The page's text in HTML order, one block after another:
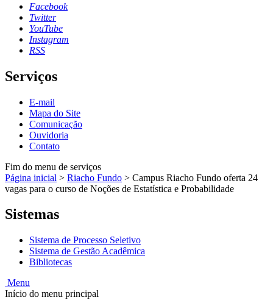
Facebook
Twitter
YouTube
Instagram
RSS
Serviços
E-mail
Mapa do Site
Comunicação
Ouvidoria
Contato
Fim do menu de serviços
Página inicial > Riacho Fundo > Campus Riacho Fundo oferta 24
vagas para o curso de Noções de Estatística e Probabilidade
Sistemas
Sistema de Processo Seletivo
Sistema de Gestão Acadêmica
Bibliotecas
Menu
Início do menu principal